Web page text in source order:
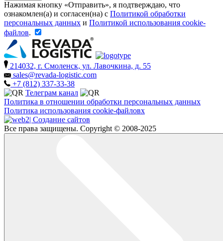
Нажимая кнопку «Отправить», я подтверждаю, что
ознакомлен(а) и согласен(на) c Политикой обработки
персональных данных и Политикой использования cookie-
файлов.
214032, г. Смоленск, ул. Лавочкина, д. 55
sales@revada-logistic.com
+7 (812) 337-33-38
Телеграм канал
Политика в отношении обработки персональных данных
Политика использования cookie-файловх
| Создание сайтов
Все права защищены. Copyright © 2008-2025